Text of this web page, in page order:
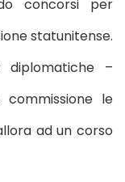
concorsi per
statunitense.
–
le
ad un corso